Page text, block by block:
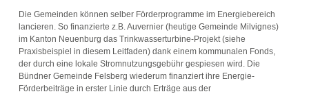
Die Gemeinden können selber Förderprogramme im Energiebereich
lancieren. So finanzierte z.B. Auvernier (heutige Gemeinde Milvignes)
im Kanton Neuenburg das Trinkwasserturbine-Projekt (siehe
Praxisbeispiel in diesem Leitfaden) dank einem kommunalen Fonds,
der durch eine lokale Stromnutzungsgebühr gespiesen wird. Die
Bündner Gemeinde Felsberg wiederum finanziert ihre Energie-
Förderbeiträge in erster Linie durch Erträge aus der